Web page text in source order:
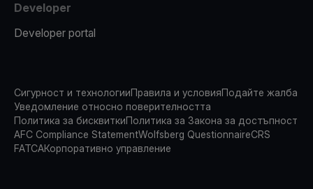
Developer
Developer portal
Сигурност и технологииПравила и условияПодайте жалба
Уведомление относно поверителността
Политика за бисквиткиПолитика за Закона за достъпност
AFC Compliance StatementWolfsberg QuestionnaireCRS
FATCAКорпоративно управление